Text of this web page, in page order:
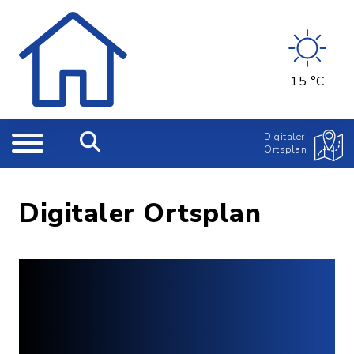
15 °C
Digitaler
Ortsplan
Digitaler Ortsplan